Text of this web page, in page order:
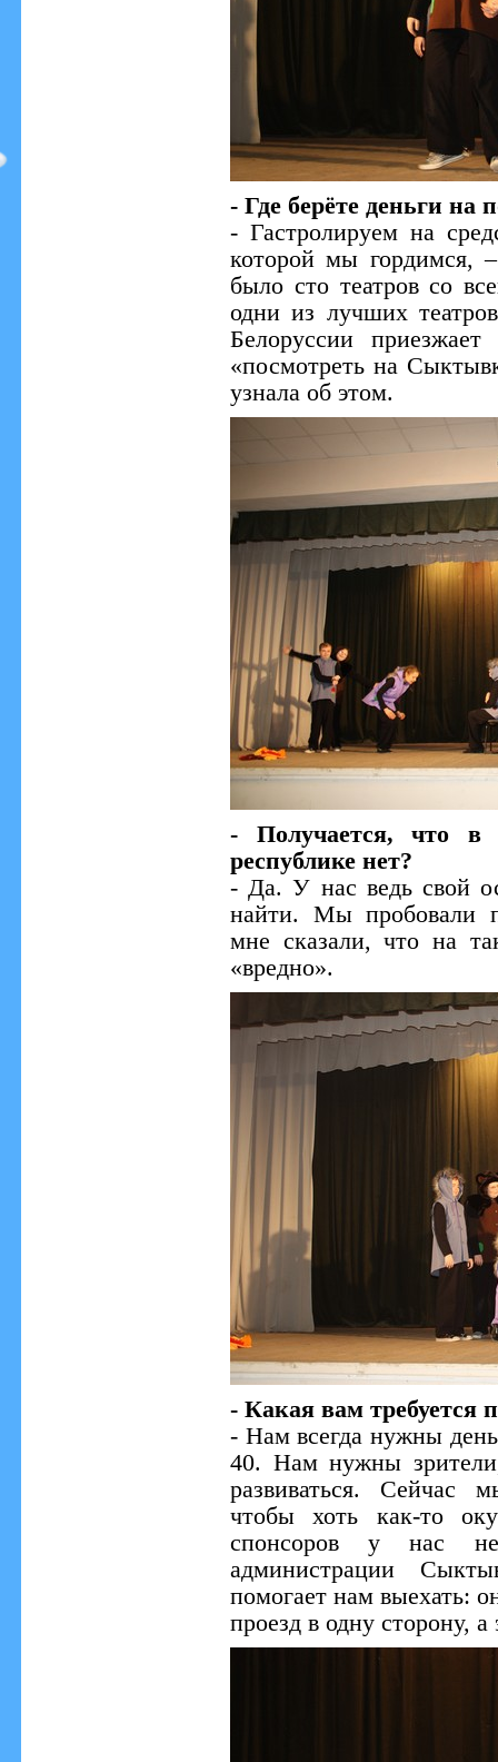
- Где берёте деньги на
- Гастролируем на
которой мы гордимся,
было сто театров со
одни из лучших
Белоруссии
«посмотреть на
узнала об этом.
- Получается, что
республике нет?
- Да. У нас ведь свой
найти. Мы пробовали
мне сказали, что на
«вредно».
- Какая вам требуется
- Нам всегда нужны
40. Нам нужны
развиваться. Сейчас
чтобы хоть как-то
спонсоров у нас
администрации
помогает нам выехать:
проезд в одну сторону,